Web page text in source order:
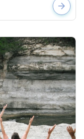
arrow_forward